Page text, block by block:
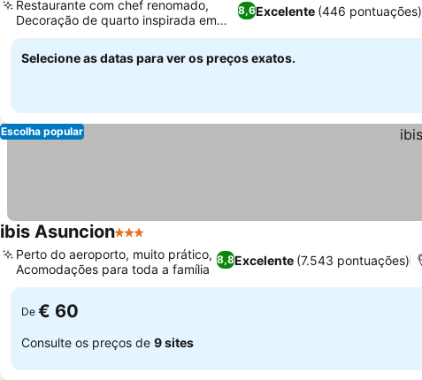
8,6Excelente (446 pontuações)
Restaurante com chef renomado,
Decoração de quarto inspirada em
Ñanduti
Selecione as datas para ver os preços exatos.
Escolha popular
ibis Asuncion3 Estrelas
8,8Excelente (7.543 pontuações)
Perto do aeroporto, muito prático,
Acomodações para toda a família
De € 60
Consulte os preços de 9 sites